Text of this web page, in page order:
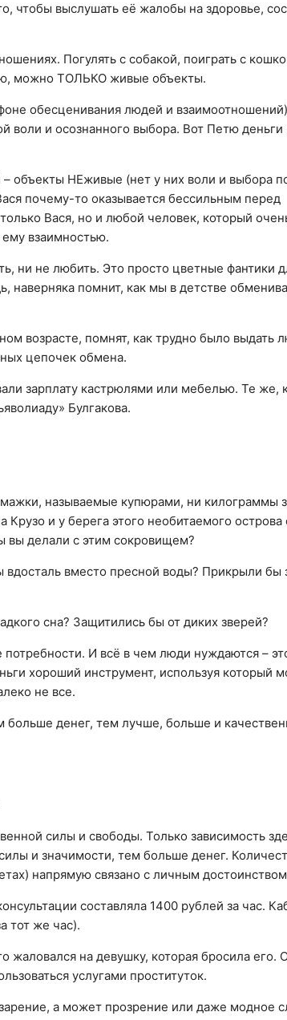
чтобы выслушать её жалобы на здоровье,
Погулять с собакой, поиграть с
можно ТОЛЬКО живые объекты.
обесценивания людей и
воли и осознанного выбора. Вот Петю деньги
объекты НЕживые (нет у них воли и выбора
почему-то оказывается бессильным перед
Вася, но и любой человек, который
взаимностью.
ни не любить. Это просто цветные фантики
наверняка помнит, как мы в детстве
возрасте, помнят, как трудно было выдать
цепочек обмена.
зарплату кастрюлями или мебелью. Те же,
Булгакова.
называемые купюрами, ни килограммы
и у берега этого необитаемого острова
вы делали с этим сокровищем?
вместо пресной воды? Прикрыли бы
сна? Защитились бы от диких зверей?
И всё в чем люди нуждаются –
хороший инструмент, используя который
не все.
денег, тем лучше, больше и
силы и свободы. Только зависимость
и значимости, тем больше денег.
напрямую связано с личным
составляла 1400 рублей за час.
тот же час).
на девушку, которая бросила его.
услугами проституток.
а может прозрение или даже модное